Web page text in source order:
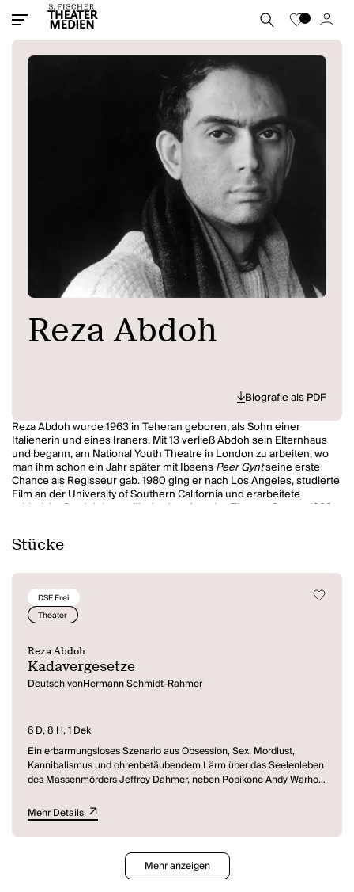
Reza Abdoh
Biografie als PDF
Reza Abdoh wurde 1963 in Teheran geboren, als Sohn einer
Italienerin und eines Iraners. Mit 13 verließ Abdoh sein Elternhaus
und begann, am National Youth Theatre in London zu arbeiten, wo
man ihm schon ein Jahr später mit IbsensPeer Gyntseine erste
Chance als Regisseur gab. 1980 ging er nach Los Angeles, studierte
Film an der University of Southern California und erarbeitete
zahlreiche Produktionen für das Los Angeles Theatre Centre. 1989
begann er auch in New York zu arbeiten und gründete die Truppe
"Dar a Luz". 1993 gastierte die "jüngste Kultfigur der amerikanischen
Remains. Abdoh, der seit 1988 wusste, dass er HIV positiv war, starb
im Mai 1995.
Stücke
DSE Frei
Theater
Reza Abdoh
Kadavergesetze
Deutsch vonHermann Schmidt-Rahmer
6 D, 8 H, 1 Dek
Ein erbarmungsloses Szenario aus Obsession, Sex, Mordlust,
Kannibalismus und ohrenbetäubendem Lärm über das Seelenleben
des Massenmörders Jeffrey Dahmer, neben Popikone Andy Warhol
theatralische Höllenfahrt in das Unterbewusstsein der
amerikanischen Gegenwartsliteratur - apokalyptische Bilderwelten
der Gewalt und sexuellen Repression - als schockierende Reflexion
über Sterblichkeit, Einsamkeit und die verzweifelte Hoffnung auf ein
Mehr Details
Mehr anzeigen